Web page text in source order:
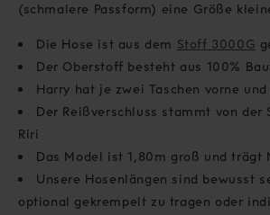
(schmalere Passform) eine Größe
Die Hose ist aus dem Stoff 3000G
Der Oberstoff besteht aus 100%
Harry hat je zwei Taschen vorne
Der Reißverschluss stammt von der
Riri
Das Model ist 1,80m groß und trägt
Unsere Hosenlängen sind bewusst
optional gekrempelt zu tragen oder